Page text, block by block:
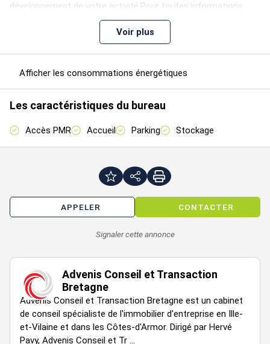
développement de votre activité.Pour toutes informations
complémentaires ou visites, n'hésitez pas à nous contacter,
nos conseillers sont là pour vous répondre.
Les informations sur les risques auxquels ce bien est exposé
www.georisques.gouv.fr
Bureaux cloisonnés et aménagés
Faux plafonds en dalles avec luminaires encastrés
Sanitaires accessibles PMR
Salle de réunion
Chauffage par radiateurs électriques à inertie fluide
Câblage informatique et prises RJ45
Accessibilité :
Au coeur du parc d'activités des Alleux
Disponibilité : Immédiate
Loyer annuel : 21000 € HTHC
Honoraires à la charge du preneur : 30 % HT
Voir plus
Afficher les consommations énergétiques
Les caractéristiques du bureau
Accès PMR Accueil Parking Stockage
APPELER CONTACTER
Signaler cette annonce
Advenis Conseil et Transaction
Bretagne
Advenis Conseil et Transaction Bretagne est un cabinet
de conseil spécialiste de l'immobilier d'entreprise en Ille-
et-Vilaine et dans les Côtes-d'Armor. Dirigé par Hervé
Pavy, Advenis Conseil et Tr ...